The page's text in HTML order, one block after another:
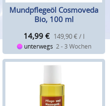
Mundpflegeöl Cosmoveda
Bio, 100 ml
14,99 € 149,90 € / l
unterwegs 2 - 3 Wochen